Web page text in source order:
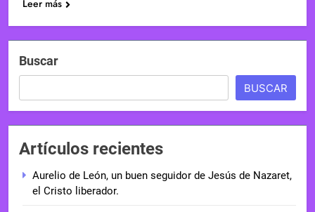
Leer más
Buscar
BUSCAR
Artículos recientes
Aurelio de León, un buen seguidor de Jesús de Nazaret,
el Cristo liberador.